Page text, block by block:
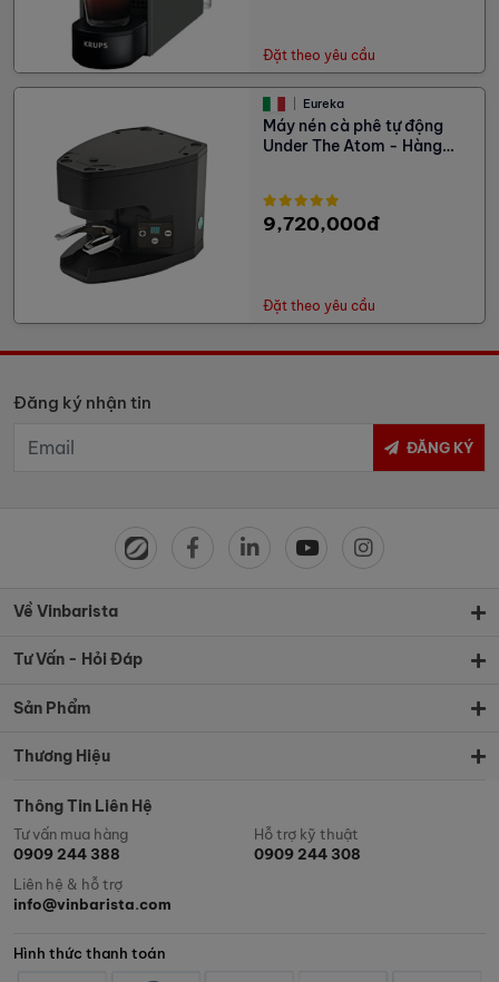
Đặt theo yêu cầu
Eureka
Máy nén cà phê tự động
Under The Atom - Hàng
9,720,000đ
Đặt theo yêu cầu
Đăng ký nhận tin
ĐĂNG KÝ
Về Vinbarista
Tư Vấn - Hỏi Đáp
Sản Phẩm
Thương Hiệu
Thông Tin Liên Hệ
Tư vấn mua hàng
0909 244 388
Hỗ trợ kỹ thuật
0909 244 308
Liên hệ & hỗ trợ
info@vinbarista.com
Hình thức thanh toán